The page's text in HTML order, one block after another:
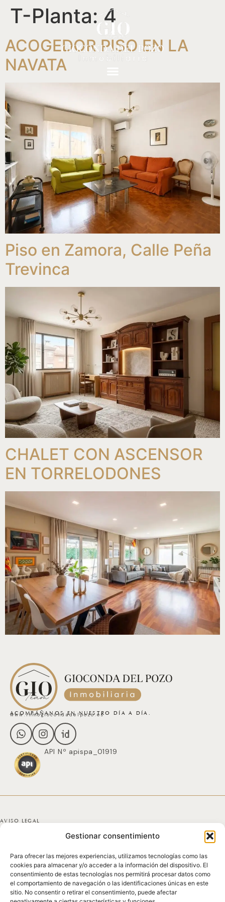
Gestionar consentimiento
Para ofrecer las mejores experiencias, utilizamos tecnologías como las
cookies para almacenar y/o acceder a la información del dispositivo. El
consentimiento de estas tecnologías nos permitirá procesar datos como
el comportamiento de navegación o las identificaciones únicas en este
sitio. No consentir o retirar el consentimiento, puede afectar
T-Planta: 4
ACOGEDOR PISO EN LA
NAVATA
Piso en Zamora, Calle Peña
Trevinca
CHALET CON ASCENSOR
EN TORRELODONES
ACOMPÁÑANOS EN NUESTRO DÍA A DÍA.
www.inmogiocondadelpozo.es
API Nº apispa_01919
AVISO LEGAL
POLÍTICA DE COOKIES
DECLARACIÓN DE ACCESIBILIDAD